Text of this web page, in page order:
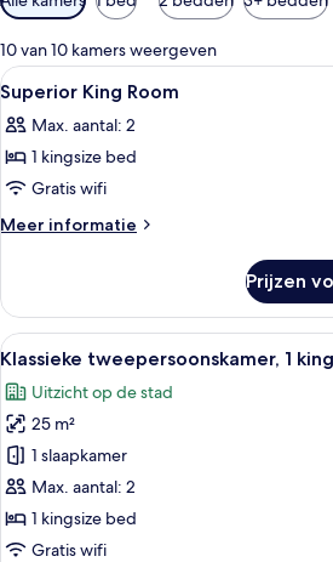
filters
voor
kamers
10 van 10 kamers weergeven
Alle
foto's
voor
Superior
King
Room
Een
9
Superior King Room
Max. aantal: 2
1 kingsize bed
Gratis wifi
Meer informatie
Meer
King
Room
Prijzen
Alle
foto's
voor
Klassieke
tweepersoonskamer,
1
kingsize
bed
Een
7
Klassieke tweepersoonskamer, 1
Uitzicht op de stad
25 m²
1 slaapkamer
Max. aantal: 2
1 kingsize bed
Gratis wifi